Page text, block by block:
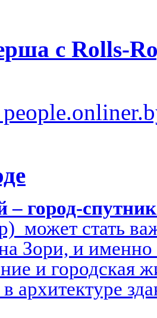
с Rolls-
– город-
может стать
Зори, и именно
и городская
архитектуре